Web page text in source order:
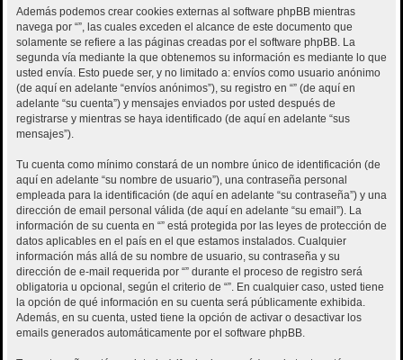
Además podemos crear cookies externas al software phpBB mientras
navega por “”, las cuales exceden el alcance de este documento que
solamente se refiere a las páginas creadas por el software phpBB. La
segunda vía mediante la que obtenemos su información es mediante lo que
usted envía. Esto puede ser, y no limitado a: envíos como usuario anónimo
(de aquí en adelante “envíos anónimos”), su registro en “” (de aquí en
adelante “su cuenta”) y mensajes enviados por usted después de
registrarse y mientras se haya identificado (de aquí en adelante “sus
mensajes”).
Tu cuenta como mínimo constará de un nombre único de identificación (de
aquí en adelante “su nombre de usuario”), una contraseña personal
empleada para la identificación (de aquí en adelante “su contraseña”) y una
dirección de email personal válida (de aquí en adelante “su email”). La
información de su cuenta en “” está protegida por las leyes de protección de
datos aplicables en el país en el que estamos instalados. Cualquier
información más allá de su nombre de usuario, su contraseña y su
dirección de e-mail requerida por “” durante el proceso de registro será
obligatoria u opcional, según el criterio de “”. En cualquier caso, usted tiene
la opción de qué información en su cuenta será públicamente exhibida.
Además, en su cuenta, usted tiene la opción de activar o desactivar los
emails generados automáticamente por el software phpBB.